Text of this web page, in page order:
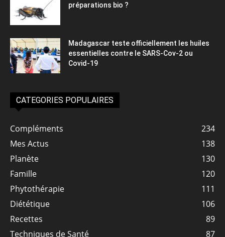
préparations bio ?
Madagascar teste officiellement les huiles
essentielles contre le SARS-Cov-2 ou
Covid-19
CATEGORIES POPULAIRES
Compléments
234
Mes Actus
138
Planète
130
Famille
120
Phytothérapie
111
Diététique
106
Recettes
89
Techniques de Santé
87